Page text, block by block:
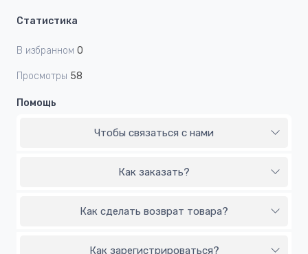
Статистика
В избранном 0
Просмотры 58
Помощь
Чтобы связаться с нами
Как заказать?
Как сделать возврат товара?
Как зарегистрироваться?